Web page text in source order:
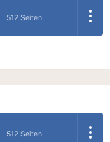
512 Seiten
512 Seiten